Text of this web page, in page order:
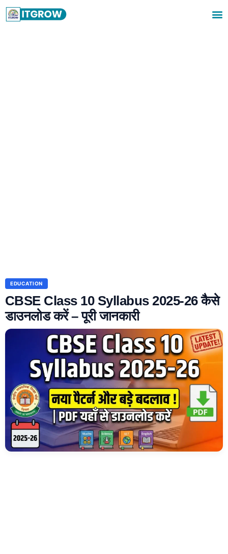
EDUCATION
CBSE Class 10 Syllabus 2025-26 कैसे
डाउनलोड करें – पूरी जानकारी